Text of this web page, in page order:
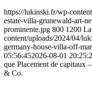
https://lukinski.fr/wp-
estate-villa-grunewald-art-
prominente.jpg 800 1200
content/uploads/2024/04/
germany-house-villa-off-
05:56:452026-08-01
que Placement de capitaux
& Co.